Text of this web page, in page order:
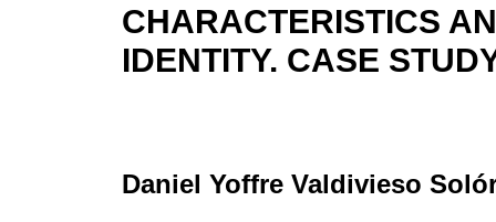
CHARACTERISTICS
IDENTITY. CASE
Daniel Yoffre Valdivieso